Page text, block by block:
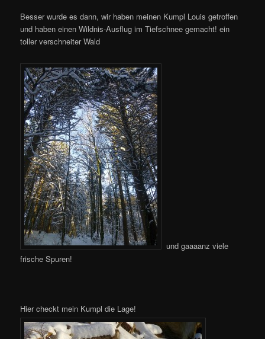
Besser wurde es dann, wir haben meinen Kumpl Louis getroffen
und haben einen Wildnis-Ausflug im Tiefschnee gemacht! ein
toller verschneiter Wald
und gaaaanz viele
frische Spuren!
Hier checkt mein Kumpl die Lage!